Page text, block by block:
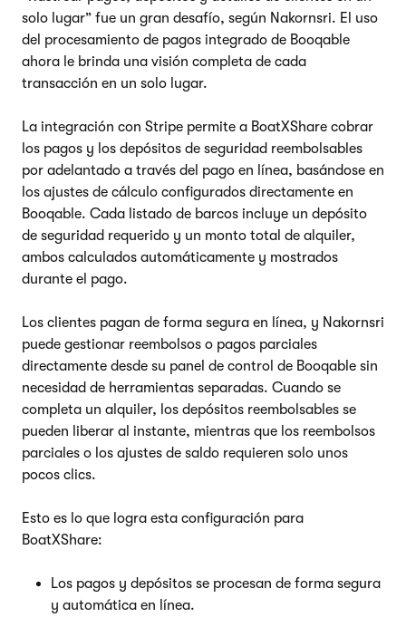
solo lugar” fue un gran desafío, según Nakornsri. El uso
del procesamiento de pagos integrado de Booqable
ahora le brinda una visión completa de cada
transacción en un solo lugar.
La integración con Stripe permite a BoatXShare cobrar
los pagos y los depósitos de seguridad reembolsables
por adelantado a través del pago en línea, basándose en
los ajustes de cálculo configurados directamente en
Booqable. Cada listado de barcos incluye un depósito
de seguridad requerido y un monto total de alquiler,
ambos calculados automáticamente y mostrados
durante el pago.
Los clientes pagan de forma segura en línea, y Nakornsri
puede gestionar reembolsos o pagos parciales
directamente desde su panel de control de Booqable sin
necesidad de herramientas separadas. Cuando se
completa un alquiler, los depósitos reembolsables se
pueden liberar al instante, mientras que los reembolsos
parciales o los ajustes de saldo requieren solo unos
pocos clics.
Esto es lo que logra esta configuración para
BoatXShare:
Los pagos y depósitos se procesan de forma segura
y automática en línea.